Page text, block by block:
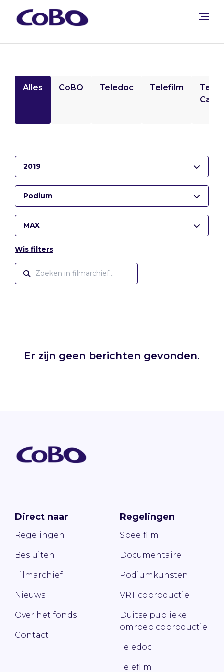
Alles CoBO Teledoc Telefilm
2019
Podium
MAX
Wis filters
Er zijn geen berichten gevonden.
Direct naar
Regelingen
Besluiten
Filmarchief
Nieuws
Over het fonds
Contact
Regelingen
Speelfilm
Documentaire
Podiumkunsten
VRT coproductie
Duitse publieke
omroep coproductie
Teledoc
Telefilm